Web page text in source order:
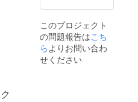
このプロジェクト
の問題報告はこち
ら よりお問い合わ
せください